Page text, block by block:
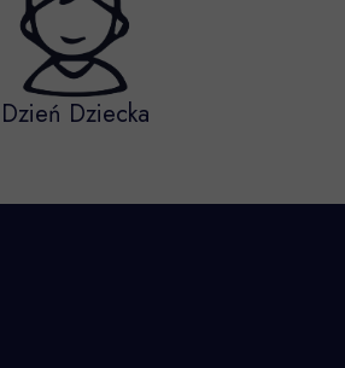
Dzień Dziecka